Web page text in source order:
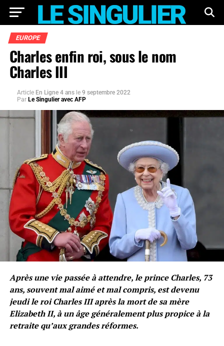
EUROPE
Charles enfin roi, sous le nom
Charles III
Article En Ligne 4 ans le 9 septembre 2022
Par Le Singulier avec AFP
Après une vie passée à attendre, le prince Charles, 73
ans, souvent mal aimé et mal compris, est devenu
jeudi le roi Charles III après la mort de sa mère
Elizabeth II, à un âge généralement plus propice à la
retraite qu’aux grandes réformes.